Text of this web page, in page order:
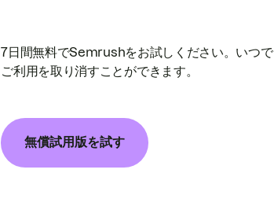
7日間無料でSemrushをお試しください。いつ
ご利用を取り消すことができます。
無償試用版を試す